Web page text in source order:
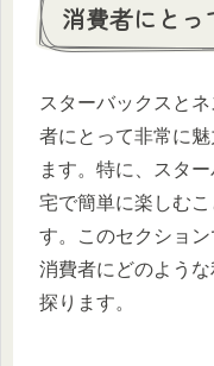
消費者にとっ
スターバックスと
者にとって非常に
ます。特に、スタ
宅で簡単に楽しむ
す。このセクショ
消費者にどのよう
探ります。